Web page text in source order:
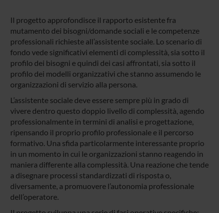
Il progetto approfondisce il rapporto esistente fra
mutamento dei bisogni/domande sociali e le competenze
professionali richieste all’assistente sociale. Lo scenario di
fondo vede significativi elementi di complessità, sia sotto il
profilo dei bisogni e quindi dei casi affrontati, sia sotto il
profilo dei modelli organizzativi che stanno assumendo le
organizzazioni di servizio alla persona.
L’assistente sociale deve essere sempre più in grado di
vivere dentro questo doppio livello di complessità, agendo
professionalmente in termini di analisi e progettazione,
ripensando il proprio profilo professionale e il percorso
formativo. Una sfida particolarmente interessante proprio
in un momento in cui le organizzazioni stanno reagendo in
maniera differente alla complessità. Una reazione che tende
a disegnare processi standardizzati di risposta o,
diversamente, a promuovere l’autonomia professionale
dell’operatore.